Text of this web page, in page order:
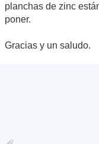
planchas de zinc
poner.
Gracias y un saludo.